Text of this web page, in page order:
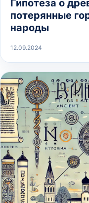
Гипотеза о
потерянные
народы
12.09.2024